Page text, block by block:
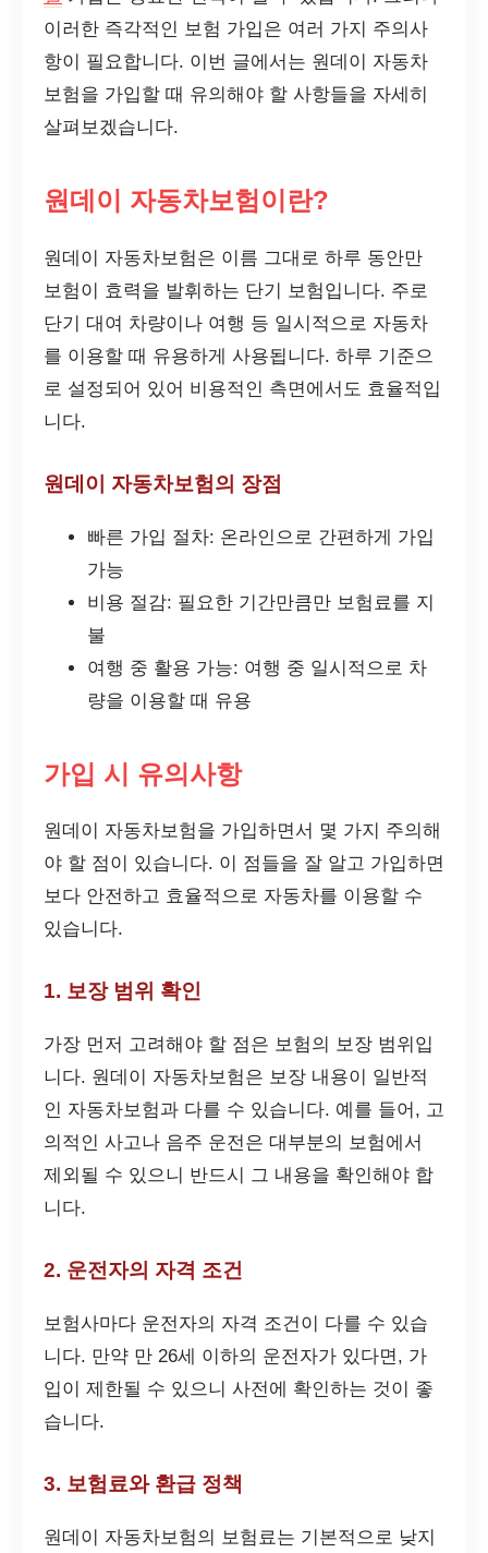
이러한 즉각적인 보험 가입은 여러 가지 주의사
항이 필요합니다. 이번 글에서는 원데이 자동차
보험을 가입할 때 유의해야 할 사항들을 자세히
살펴보겠습니다.
원데이 자동차보험이란?
원데이 자동차보험은 이름 그대로 하루 동안만
보험이 효력을 발휘하는 단기 보험입니다. 주로
단기 대여 차량이나 여행 등 일시적으로 자동차
를 이용할 때 유용하게 사용됩니다. 하루 기준으
로 설정되어 있어 비용적인 측면에서도 효율적입
니다.
원데이 자동차보험의 장점
빠른 가입 절차: 온라인으로 간편하게 가입
가능
비용 절감: 필요한 기간만큼만 보험료를 지
불
여행 중 활용 가능: 여행 중 일시적으로 차
량을 이용할 때 유용
가입 시 유의사항
원데이 자동차보험을 가입하면서 몇 가지 주의해
야 할 점이 있습니다. 이 점들을 잘 알고 가입하면
보다 안전하고 효율적으로 자동차를 이용할 수
있습니다.
1. 보장 범위 확인
가장 먼저 고려해야 할 점은 보험의 보장 범위입
니다. 원데이 자동차보험은 보장 내용이 일반적
인 자동차보험과 다를 수 있습니다. 예를 들어, 고
의적인 사고나 음주 운전은 대부분의 보험에서
제외될 수 있으니 반드시 그 내용을 확인해야 합
니다.
2. 운전자의 자격 조건
보험사마다 운전자의 자격 조건이 다를 수 있습
니다. 만약 만 26세 이하의 운전자가 있다면, 가
입이 제한될 수 있으니 사전에 확인하는 것이 좋
습니다.
3. 보험료와 환급 정책
원데이 자동차보험의 보험료는 기본적으로 낮지